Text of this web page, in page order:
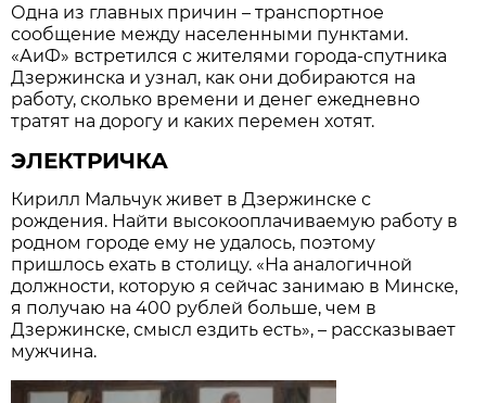
Одна из главных причин – транспортное
сообщение между населенными пунктами.
«АиФ» встретился с жителями города-спутника
Дзержинска и узнал, как они добираются на
работу, сколько времени и денег ежедневно
тратят на дорогу и каких перемен хотят.
ЭЛЕКТРИЧКА
Кирилл Мальчук живет в Дзержинске с
рождения. Найти высокооплачиваемую работу в
родном городе ему не удалось, поэтому
пришлось ехать в столицу. «На аналогичной
должности, которую я сейчас занимаю в Минске,
я получаю на 400 рублей больше, чем в
Дзержинске, смысл ездить есть», – рассказывает
мужчина.